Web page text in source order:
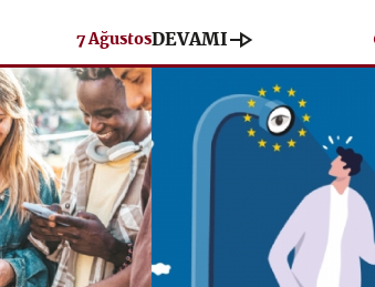
7 AğustosDEVAMI line_end_arrow